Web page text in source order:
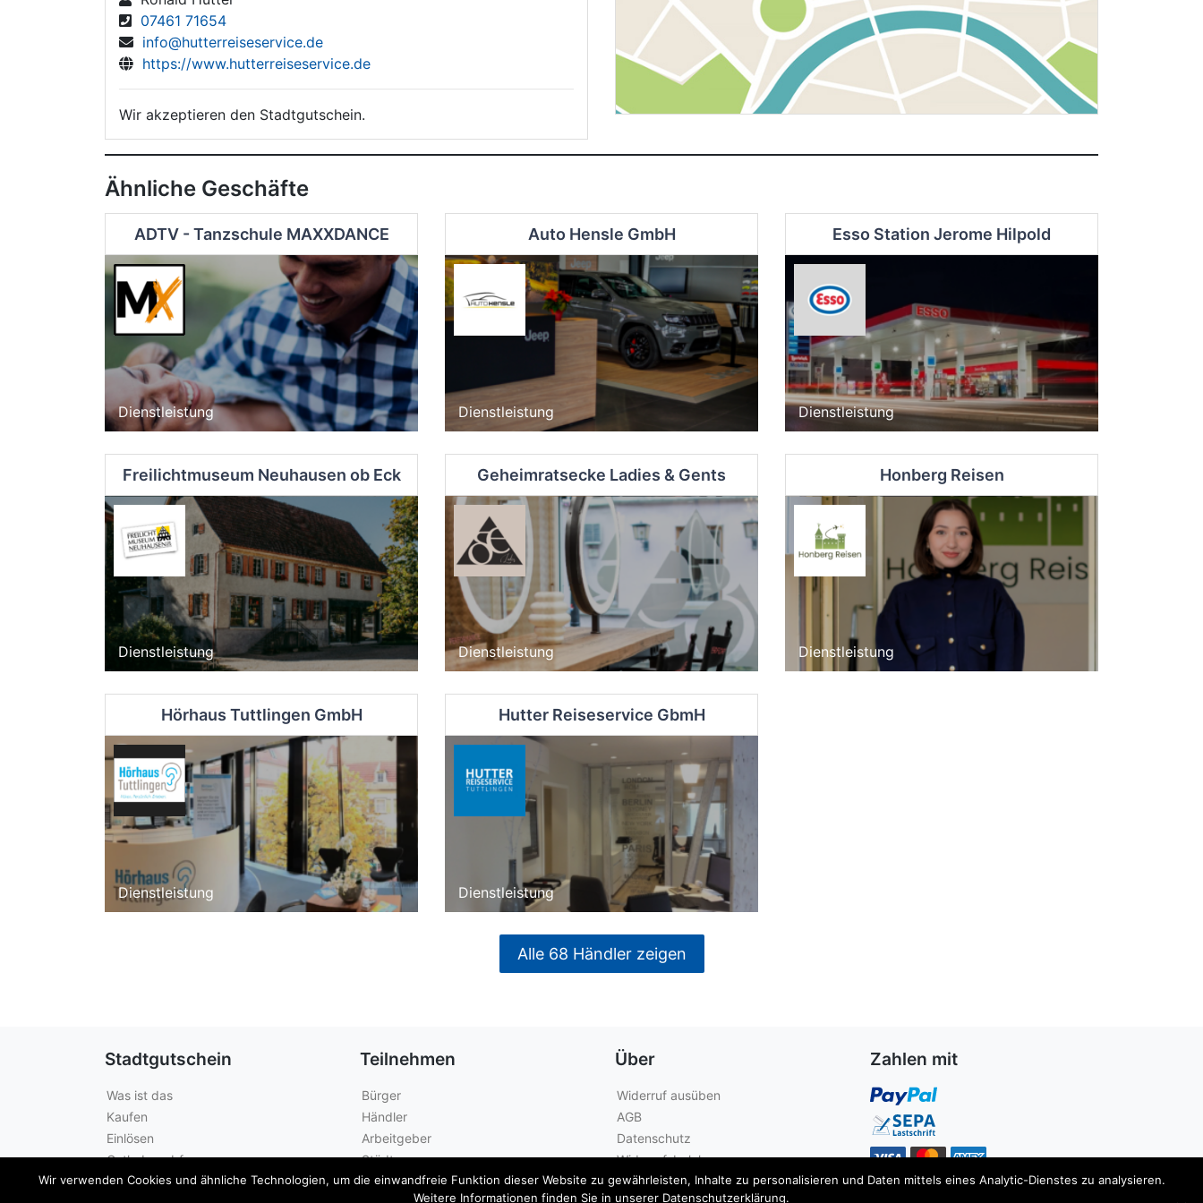
07461 71654
info@hutterreiseservice.de
https://www.hutterreiseservice.de
Wir akzeptieren den Stadtgutschein.
Ähnliche Geschäfte
ADTV - Tanzschule MAXXDANCE
Dienstleistung
Auto Hensle GmbH
Dienstleistung
Esso Station Jerome Hilpold
Dienstleistung
Freilichtmuseum Neuhausen ob Eck
Dienstleistung
Geheimratsecke Ladies & Gents
Dienstleistung
Honberg Reisen
Dienstleistung
Hörhaus Tuttlingen GmbH
Dienstleistung
Hutter Reiseservice GbmH
Dienstleistung
Alle 68 Händler zeigen
Stadtgutschein
Was ist das
Kaufen
Einlösen
Guthabenabfrage
Teilnehmen
Bürger
Händler
Arbeitgeber
Städte
Über
Widerruf ausüben
AGB
Datenschutz
Widerrufsbelehrung
Kontakt
Zahlen mit
Wir verwenden Cookies und ähnliche Technologien, um die einwandfreie Funktion dieser Website zu gewährleisten, Inhalte zu personalisieren und Daten mittels eines Analytic-Dienstes zu analysieren.
Weitere Informationen finden Sie in unserer Datenschutzerklärung.